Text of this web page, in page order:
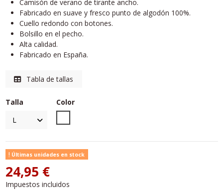
Camisón de verano de tirante ancho.
Fabricado en suave y fresco punto de algodón 100%.
Cuello redondo con botones.
Bolsillo en el pecho.
Alta calidad.
Fabricado en España.
Tabla de tallas
Talla
Color
Últimas unidades en stock
24,95 €
Impuestos incluidos